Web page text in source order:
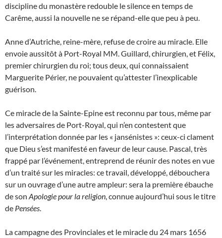
discipline du monastère redouble le silence en temps de
Carême, aussi la nouvelle ne se répand-elle que peu à peu.
Anne d’Autriche, reine-mère, refuse de croire au miracle. Elle
envoie aussitôt à Port-Royal MM. Guillard, chirurgien, et Félix,
premier chirurgien du roi; tous deux, qui connaissaient
Marguerite Périer, ne pouvaient qu’attester l’inexplicable
guérison.
Ce miracle de la Sainte-Epine est reconnu par tous, même par
les adversaires de Port-Royal, qui n’en contestent que
l’interprétation donnée par les « jansénistes »: ceux-ci clament
que Dieu s’est manifesté en faveur de leur cause. Pascal, très
frappé par l’événement, entreprend de réunir des notes en vue
d’un traité sur les miracles: ce travail, développé, débouchera
sur un ouvrage d’une autre ampleur: sera la première ébauche
de son Apologie pour la religion , connue aujourd’hui sous le titre
de Pensées
La campagne des Provinciales et le miracle du 24 mars 1656